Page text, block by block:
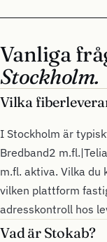
Vanliga
Stockholm.
Vilka
I Stockholm är
Bredband2
m.fl. aktiva. Vilka du
vilken plattform
adresskontroll hos
Vad är Stokab?